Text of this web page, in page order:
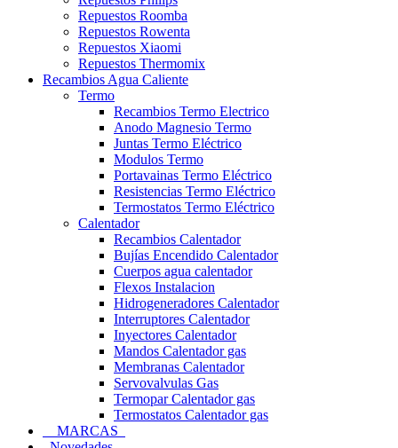
Repuestos Roomba
Repuestos Rowenta
Repuestos Xiaomi
Repuestos Thermomix
Recambios Agua Caliente
Termo
Recambios Termo Electrico
Anodo Magnesio Termo
Juntas Termo Eléctrico
Modulos Termo
Portavainas Termo Eléctrico
Resistencias Termo Eléctrico
Termostatos Termo Eléctrico
Calentador
Recambios Calentador
Bujías Encendido Calentador
Cuerpos agua calentador
Flexos Instalacion
Hidrogeneradores Calentador
Interruptores Calentador
Inyectores Calentador
Mandos Calentador gas
Membranas Calentador
Servovalvulas Gas
Termopar Calentador gas
Termostatos Calentador gas
MARCAS